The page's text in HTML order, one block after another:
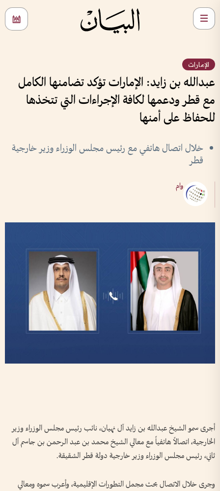
الإمارات
عبدالله بن زايد: الإمارات تؤكد تضامنها الكامل
مع قطر ودعمها لكافة الإجراءات التي تتخذها
للحفاظ على أمنها
خلال اتصال هاتفي مع رئيس مجلس الوزراء وزير خارجية
قطر
وام
أجرى سمو الشيخ عبدالله بن زايد آل نهيان، نائب رئيس مجلس الوزراء وزير
الخارجية، اتصالاً هاتفياً مع معالي الشيخ محمد بن عبد الرحمن بن جاسم آل
ثاني، رئيس مجلس الوزراء وزير خارجية دولة قطر الشقيقة.
وجرى خلال الاتصال بحث مجمل التطورات الإقليمية، وأعرب سموه ومعالي